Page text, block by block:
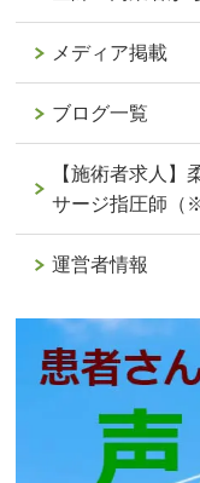
メディア掲載
ブログ一覧
【施術者求人】
サージ指圧師（
運営者情報